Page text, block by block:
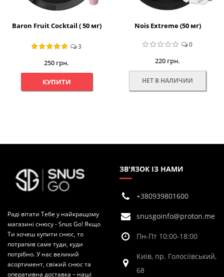
Baron Fruit Cocktail ( 50 мг)
3
250 грн.
КУПИТИ
Nois Extreme (50 мг)
0
220 грн.
НЕТ В НАЛИЧИИ
Раді вітати Тебе у найкращому
магазині снюсу - Snus Go! Якщо
Ти хочеш купити снюс, то
потрапив саме туди, куди
потрібно. У нас великий
асортимент, свіжий снюс та
оперативна доставка – наші
ЗВ'ЯЗОК ІЗ НАМИ
+380939801600
snusgoinfo@proton.me
Пн-Пт 10:00-18:00
Київ, пр. Голосіївський,
68